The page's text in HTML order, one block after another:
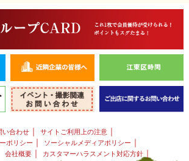
い合わせ ｜ サイトご利用上の注意 ｜
ポリシー ｜ ソーシャルメディアポリシー ｜
会社概要｜ カスタマーハラスメント対応方針｜